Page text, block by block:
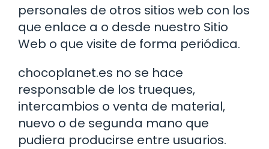
personales de otros sitios web con los
que enlace a o desde nuestro Sitio
Web o que visite de forma periódica.
chocoplanet.es no se hace
responsable de los trueques,
intercambios o venta de material,
nuevo o de segunda mano que
pudiera producirse entre usuarios.